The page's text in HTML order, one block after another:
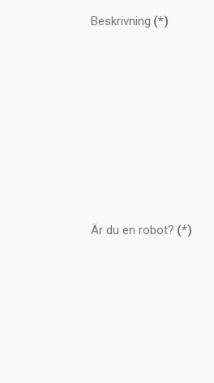
Beskrivning (*)
Är du en robot? (*)